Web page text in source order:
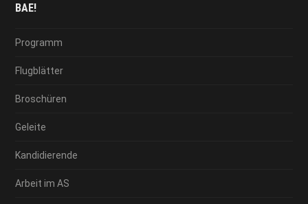
BAE!
Programm
Flugblätter
Broschüren
Geleite
Kandidierende
Arbeit im AS